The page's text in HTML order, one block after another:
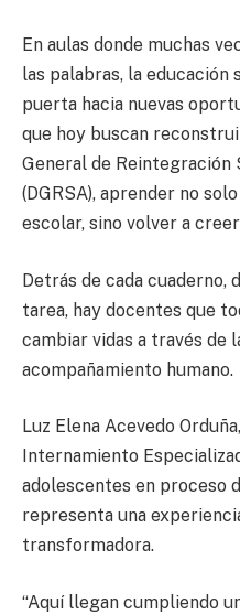
En aulas donde muchas
las palabras, la educación
puerta hacia nuevas
que hoy buscan
General de Reintegración
(DGRSA), aprender no
escolar, sino volver a
Detrás de cada cuaderno,
tarea, hay docentes que
cambiar vidas a través de
acompañamiento humano.
Luz Elena Acevedo
Internamiento
adolescentes en proceso
representa una
transformadora.
“Aquí llegan cumpliendo